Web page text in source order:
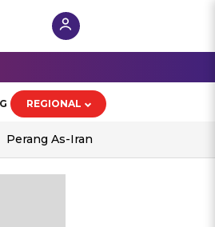
REGIONAL
Perang As-Iran